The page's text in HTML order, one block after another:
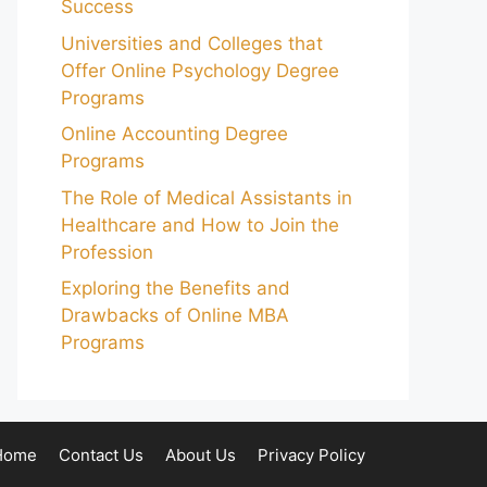
Success
Universities and Colleges that
Offer Online Psychology Degree
Programs
Online Accounting Degree
Programs
The Role of Medical Assistants in
Healthcare and How to Join the
Profession
Exploring the Benefits and
Drawbacks of Online MBA
Programs
Contact Us About Us Privacy Policy